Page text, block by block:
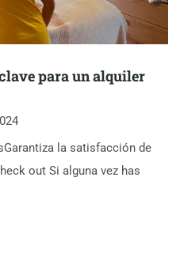
para un alquiler
la satisfacción de
out Si alguna vez has